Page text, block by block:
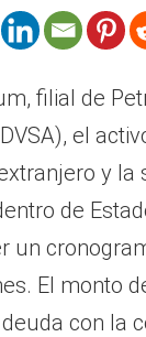
filial de
el
y la
de
un
El monto
con la